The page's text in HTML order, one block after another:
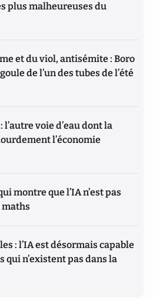
plus malheureuses du
et du viol, antisémite : Boro
de l’un des tubes de l’été
l’autre voie d’eau dont la
l’économie
montre que l’IA n’est pas
maths
: l’IA est désormais capable
qui n’existent pas dans la